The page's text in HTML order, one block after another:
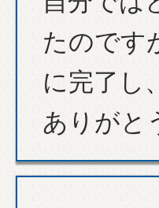
たのです
に完了し
ありがと